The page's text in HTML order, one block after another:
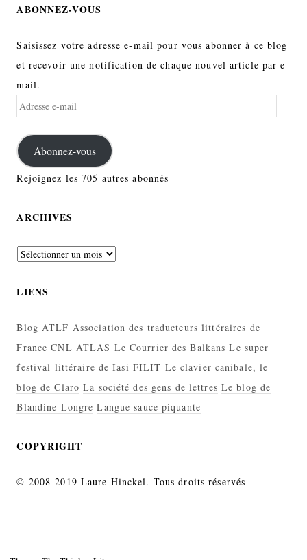
ABONNEZ-VOUS
Saisissez votre adresse e-mail pour vous abonner à ce blog
et recevoir une notification de chaque nouvel article par e-
mail.
Adresse
mail
Abonnez-vous
Rejoignez les 705 autres abonnés
ARCHIVES
Archives
LIENS
Blog ATLF Association des traducteurs littéraires de
France CNL ATLAS Le Courrier des Balkans Le super
festival littéraire de Iasi FILIT Le clavier canibale, le
blog de Claro La société des gens de lettres Le blog de
Blandine Longre Langue sauce piquante
COPYRIGHT
© 2008-2019 Laure Hinckel. Tous droits réservés